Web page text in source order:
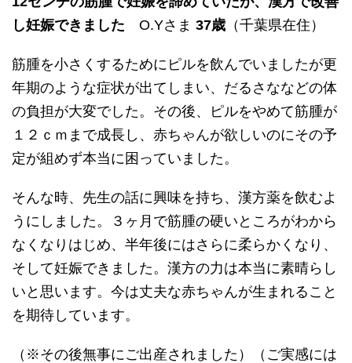
し妊娠できました O.Yさま 37歳 （千葉県在住）
筋腫を小さくするためにピルを飲んでいましたが更
年期のような症状が出てしまい、だるさななどの体
の負担が大変でした。その後、ピルをやめて筋腫が
１２ｃｍまで成長し、赤ちゃんが欲しいのにその予
定が組めず本当に困っていました。
そんな時、先生の話に興味を持ち、漢方薬を飲むよ
うにしました。３ヶ月で筋腫の硬いところがわから
なくなりはじめ、半年後にはさらに柔らかくなり、
そして妊娠できました。漢方の力は本当に素晴らし
いと思います。今は丈夫な赤ちゃんが生まれること
を期待しています。
（※その後無事にご出産されました）（ご実感には